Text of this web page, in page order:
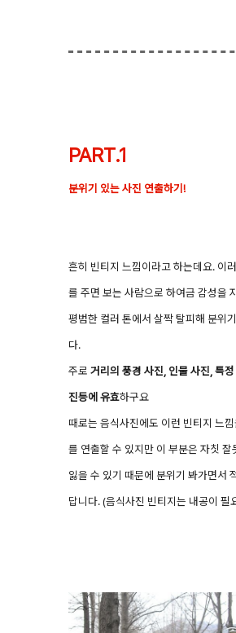
PART.1
분위기 있는 사진 연출하기!
흔히 빈티지 느낌이라고 하는데요. 이
를 주면 보는 사람으로 하여금 감성을
평범한 컬러 톤에서 살짝 탈피해 분위
다.
주로 거리의 풍경 사진, 인물 사진, 특
진등에 유효하구요
때로는 음식사진에도 이런 빈티지 느
를 연출할 수 있지만 이 부분은 자칫
잃을 수 있기 때문에 분위기 봐가면서
답니다. (음식사진 빈티지는 내공이 필